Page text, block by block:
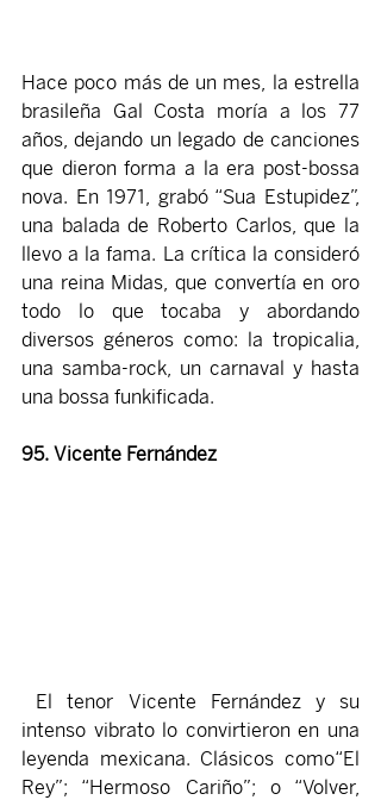
Hace poco más de un mes, la estrella
brasileña Gal Costa moría a los 77
años, dejando un legado de canciones
que dieron forma a la era post-bossa
nova. En 1971, grabó “Sua Estupidez”,
una balada de Roberto Carlos, que la
llevo a la fama. La crítica la consideró
una reina Midas, que convertía en oro
todo lo que tocaba y abordando
diversos géneros como: la tropicalia,
una samba-rock, un carnaval y hasta
una bossa funkificada.
95. Vicente Fernández
intenso vibrato lo convirtieron en una
leyenda mexicana. Clásicos como“El
Rey”; “Hermoso Cariño”; o “Volver,